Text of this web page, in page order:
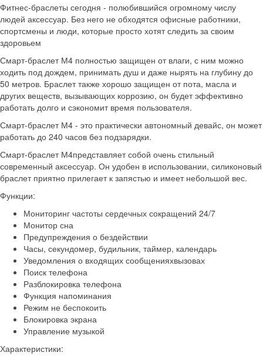
Фитнес-браслеты сегодня - полюбившийся огромному числу
людей аксессуар. Без него не обходятся офисные работники,
спортсмены и люди, которые просто хотят следить за своим
здоровьем
Смарт-браслет М4 полностью защищен от влаги, с ним можно
ходить под дождем, принимать душ и даже нырять на глубину до
50 метров. Браслет также хорошо защищен от пота, масла и
других веществ, вызывающих коррозию, он будет эффективно
работать долго и сэкономит время пользователя.
Смарт-браслет М4 - это практически автономный девайс, он может
работать до 240 часов без подзарядки.
Смарт-браслет М4представляет собой очень стильный
современный аксессуар. Он удобен в использовании, силиконовый
браслет приятно прилегает к запястью и имеет небольшой вес.
Функции:
Мониторинг частоты сердечных сокращений 24/7
Монитор сна
Предупреждения о бездействии
Часы, секундомер, будильник, таймер, календарь
Уведомления о входящих сообщенияхвызовах
Поиск телефона
Разблокировка телефона
Функция напоминания
Режим не беспокоить
Блокировка экрана
Управление музыкой
Характеристики: